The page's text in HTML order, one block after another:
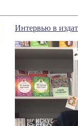
Интервью в